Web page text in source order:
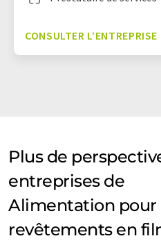
CONSULTER L’ENTREPRISE
Plus de
entreprises de
Alimentation pour
revêtements en